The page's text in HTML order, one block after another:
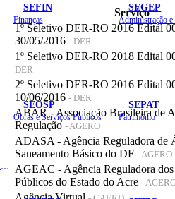
SEFIN
Finanças
SEGEP
SEOSP
Obras e Serviços Públicos
SEPAT
Patrimônio
Serviço
1º Seletivo DER-RO 2016 Edital
30/05/2016 - DER
1º Seletivo DER-RO 2018 Edital
DER
2º Seletivo DER-RO 2016 Edital
10/06/2016 - DER
ABAR - Associação Brasileira de
Regulação- AGERO
ADASA - Agência Reguladora de
Saneamento Básico do DF - AGERO
AGEAC - Agência Reguladora
Públicos do Estado do Acre -